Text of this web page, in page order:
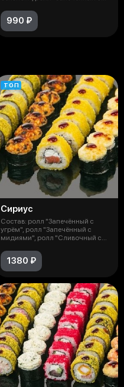
990 ₽
ТОП
Сириус
Состав: ролл "Запечённый с
угрём", ролл "Запечённый с
мидиями", ролл "Сливочный с
1380 ₽